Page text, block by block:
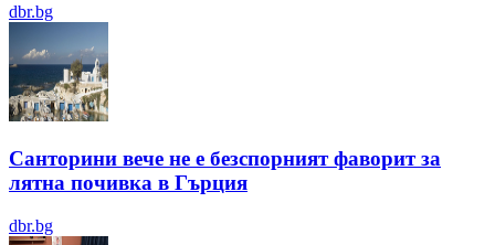
dbr.bg
Санторини вече не е безспорният фаворит за
лятна почивка в Гърция
dbr.bg